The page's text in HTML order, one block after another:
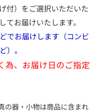
付）をご選択いただいた
てお届けいたします。
でお届けします（コンビ
）。
、お届け日のご指定
の器・小物は商品に含まれ